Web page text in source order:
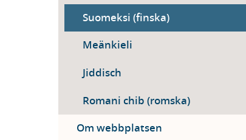
Suomeksi (finska)
Meänkieli
Jiddisch
Romani chib (romska)
Om webbplatsen